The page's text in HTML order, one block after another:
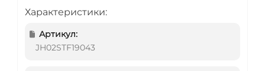
Характеристики:
Артикул:
JH02STF19043